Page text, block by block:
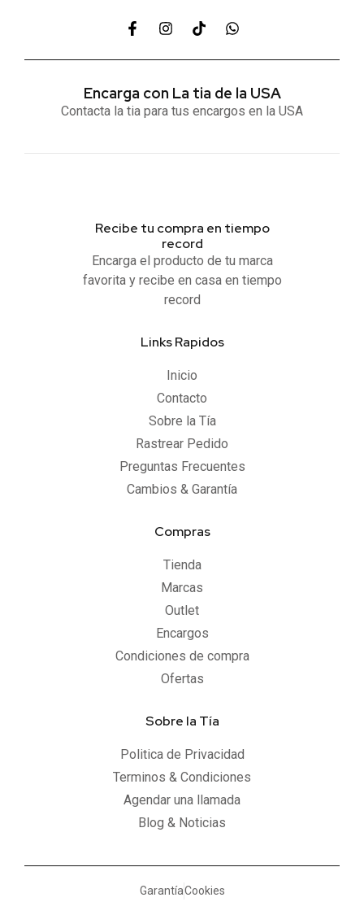
Encarga con La tia de la USA
Contacta la tia para tus encargos en la USA
Recibe tu compra en tiempo
record
Encarga el producto de tu marca
favorita y recibe en casa en tiempo
record
Links Rapidos
Inicio
Contacto
Sobre la Tía
Rastrear Pedido
Preguntas Frecuentes
Cambios & Garantía
Compras
Tienda
Marcas
Outlet
Encargos
Condiciones de compra
Ofertas
Sobre la Tía
Politica de Privacidad
Terminos & Condiciones
Agendar una llamada
Blog & Noticias
GarantíaCookies